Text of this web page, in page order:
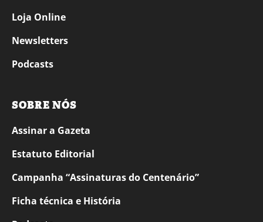
Loja Online
Newsletters
Podcasts
SOBRE NÓS
Assinar a Gazeta
Estatuto Editorial
Campanha “Assinaturas do Centenário”
Ficha técnica e História